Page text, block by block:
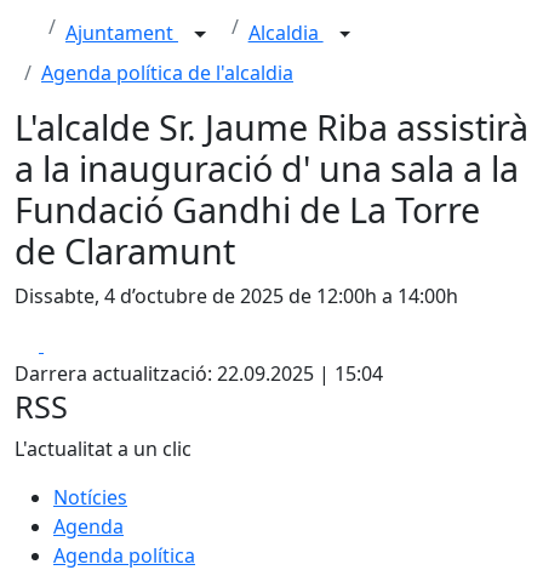
Ajuntament
Alcaldia
Agenda política de l'alcaldia
L'alcalde Sr. Jaume Riba assistirà
a la inauguració d' una sala a la
Fundació Gandhi de La Torre
de Claramunt
Dissabte, 4 d’octubre de 2025 de 12:00h a 14:00h
Darrera actualització: 22.09.2025 | 15:04
RSS
L'actualitat a un clic
Notícies
Agenda
Agenda política